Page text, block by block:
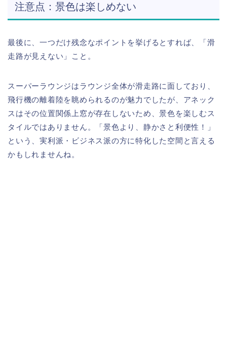
注意点：景色は楽しめない
最後に、一つだけ残念なポイントを挙げるとすれば、「滑
走路が見えない」こと。
スーパーラウンジはラウンジ全体が滑走路に面しており、
飛行機の離着陸を眺められるのが魅力でしたが、アネック
スはその位置関係上窓が存在しないため、景色を楽しむス
タイルではありません。「景色より、静かさと利便性！」
という、実利派・ビジネス派の方に特化した空間と言える
かもしれませんね。